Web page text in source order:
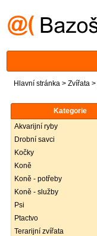
Hlavní stránka > Zvířata >
Kategorie
Akvarijní ryby
Drobní savci
Kočky
Koně
Koně - potřeby
Koně - služby
Psi
Ptactvo
Terarijní zvířata